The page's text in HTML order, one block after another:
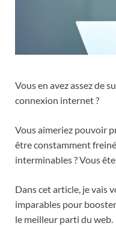
Vous en avez assez de
connexion internet ?
Vous aimeriez pouvoir
être constamment
interminables ? Vous
Dans cet article, je vais
imparables pour
le meilleur parti du web.